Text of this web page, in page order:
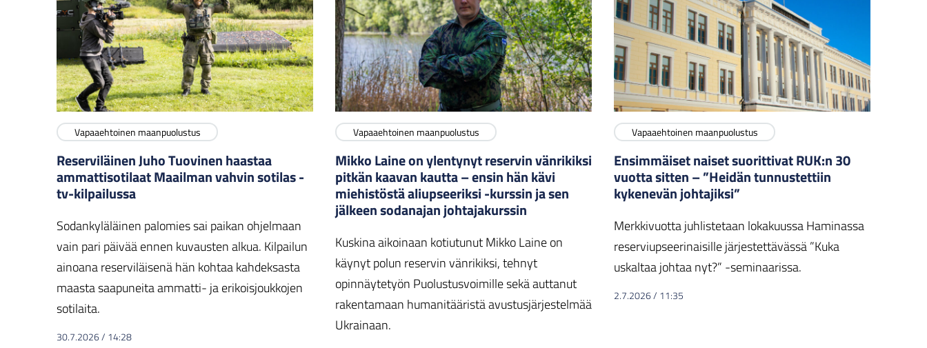
Vapaaehtoinen maanpuolustus
Reserviläinen Juho Tuovinen haastaa
ammattisotilaat Maailman vahvin sotilas -
tv-kilpailussa
Sodankyläläinen palomies sai paikan ohjelmaan
vain pari päivää ennen kuvausten alkua. Kilpailun
ainoana reserviläisenä hän kohtaa kahdeksasta
maasta saapuneita ammatti- ja erikoisjoukkojen
sotilaita.
30.7.2026/ 14:28
Vapaaehtoinen maanpuolustus
Mikko Laine on ylentynyt reservin vänrikiksi
pitkän kaavan kautta – ensin hän kävi
miehistöstä aliupseeriksi -kurssin ja sen
jälkeen sodanajan johtajakurssin
Kuskina aikoinaan kotiutunut Mikko Laine on
käynyt polun reservin vänrikiksi, tehnyt
opinnäytetyön Puolustusvoimille sekä auttanut
rakentamaan humanitääristä avustusjärjestelmää
Ukrainaan.
Vapaaehtoinen maanpuolustus
Ensimmäiset naiset suorittivat RUK:n 30
vuotta sitten – ”Heidän tunnustettiin
kykenevän johtajiksi”
Merkkivuotta juhlistetaan lokakuussa Haminassa
reserviupseerinaisille järjestettävässä ”Kuka
uskaltaa johtaa nyt?” -seminaarissa.
2.7.2026/ 11:35